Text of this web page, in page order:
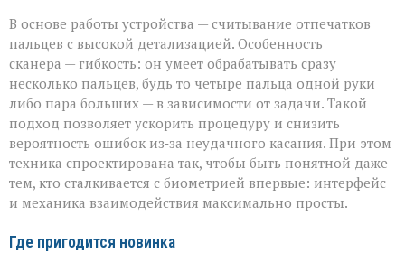
В основе работы устройства — считывание отпечатков
пальцев с высокой детализацией. Особенность
сканера — гибкость: он умеет обрабатывать сразу
несколько пальцев, будь то четыре пальца одной руки
либо пара больших — в зависимости от задачи. Такой
подход позволяет ускорить процедуру и снизить
вероятность ошибок из‑за неудачного касания. При этом
техника спроектирована так, чтобы быть понятной даже
тем, кто сталкивается с биометрией впервые: интерфейс
и механика взаимодействия максимально просты.
Где пригодится новинка